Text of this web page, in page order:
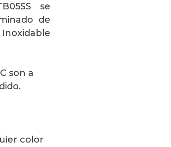
se
de
son a
color